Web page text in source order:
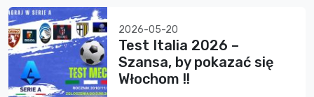
2026-05-20
Test Italia 2026 –
Szansa, by pokazać się
Włochom !!